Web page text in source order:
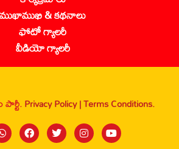
ముఖాముఖి & కథనాలు
ఫోటో గ్యాలరీ
వీడియో గ్యాలరీ
పార్టీ.Privacy Policy |Terms Conditions.